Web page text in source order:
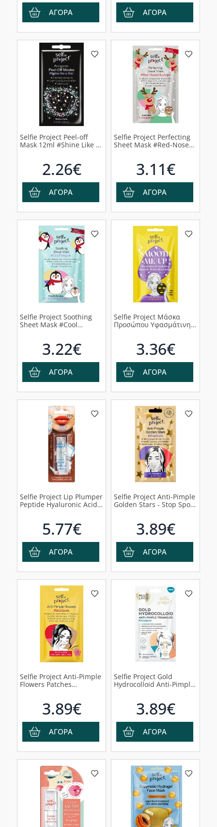
ΑΓΟΡΑ ΑΓΟΡΑ
Selfie Project Peel-off
Μask 12ml #Shine Like a
2.26€
ΑΓΟΡΑ
Selfie Project Perfecting
Sheet Mask #Red-Nosed
3.11€
ΑΓΟΡΑ
Selfie Project Soothing
Sheet Mask #Cool
3.22€
ΑΓΟΡΑ
Selfie Project Μάσκα
Προσώπου Υφασμάτινη
3.36€
ΑΓΟΡΑ
Selfie Project Lip Plumper
Peptide Hyaluronic Acid
5.77€
ΑΓΟΡΑ
Selfie Project Anti-Pimple
Golden Stars - Stop Spots
3.89€
ΑΓΟΡΑ
Selfie Project Anti-Pimple
Flowers Patches
3.89€
ΑΓΟΡΑ
Selfie Project Gold
Hydrocolloid Anti-Pimple
3.89€
ΑΓΟΡΑ